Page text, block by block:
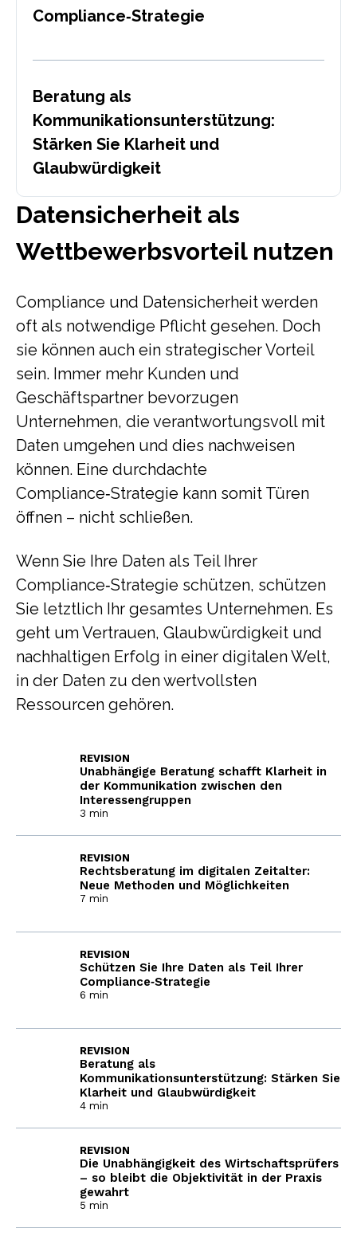
Compliance‑Strategie
Beratung als
Kommunikationsunterstützung:
Stärken Sie Klarheit und
Glaubwürdigkeit
Datensicherheit als
Wettbewerbsvorteil nutzen
Compliance und Datensicherheit werden
oft als notwendige Pflicht gesehen. Doch
sie können auch ein strategischer Vorteil
sein. Immer mehr Kunden und
Geschäftspartner bevorzugen
Unternehmen, die verantwortungsvoll mit
Daten umgehen und dies nachweisen
können. Eine durchdachte
Compliance‑Strategie kann somit Türen
öffnen – nicht schließen.
Wenn Sie Ihre Daten als Teil Ihrer
Compliance‑Strategie schützen, schützen
Sie letztlich Ihr gesamtes Unternehmen. Es
geht um Vertrauen, Glaubwürdigkeit und
nachhaltigen Erfolg in einer digitalen Welt,
in der Daten zu den wertvollsten
Ressourcen gehören.
Unabhängige Beratung schafft Klarheit in
der Kommunikation zwischen den
Interessengruppen
REVISION
3 min
Rechtsberatung im digitalen Zeitalter:
Neue Methoden und Möglichkeiten
REVISION
7 min
Schützen Sie Ihre Daten als Teil Ihrer
Compliance‑Strategie
REVISION
6 min
Beratung als
Kommunikationsunterstützung: Stärken Sie
Klarheit und Glaubwürdigkeit
REVISION
4 min
Die Unabhängigkeit des Wirtschaftsprüfers
– so bleibt die Objektivität in der Praxis
gewahrt
REVISION
5 min